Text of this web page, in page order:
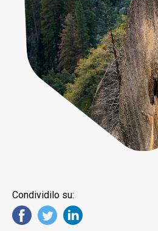
Condividilo su: